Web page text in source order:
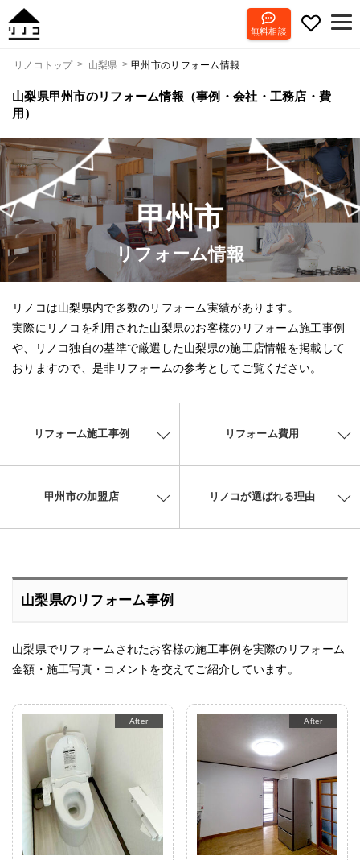
無料相談
リノコトップ 山梨県 甲州市のリフォーム情報
山梨県甲州市のリフォーム情報（事例・会社・工務店・費
用）
甲州市
リフォーム情報
リノコは山梨県内で多数のリフォーム実績があります。
実際にリノコを利用された山梨県のお客様のリフォーム施工事例
や、リノコ独自の基準で厳選した山梨県の施工店情報を掲載して
おりますので、是非リフォームの参考としてご覧ください。
リフォーム施工事例 リフォーム費用
甲州市の加盟店 リノコが選ばれる理由
山梨県のリフォーム事例
山梨県でリフォームされたお客様の施工事例を実際のリフォーム
金額・施工写真・コメントを交えてご紹介しています。
After After